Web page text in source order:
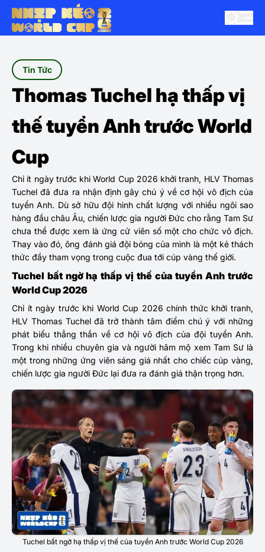
Tin Tức
Thomas Tuchel hạ thấp vị
thế tuyển Anh trước World
Cup
Chỉ ít ngày trước khi World Cup 2026 khởi tranh, HLV Thomas
Tuchel đã đưa ra nhận định gây chú ý về cơ hội vô địch của
tuyển Anh. Dù sở hữu đội hình chất lượng với nhiều ngôi sao
hàng đầu châu Âu, chiến lược gia người Đức cho rằng Tam Sư
chưa thể được xem là ứng cử viên số một cho chức vô địch.
Thay vào đó, ông đánh giá đội bóng của mình là một kẻ thách
thức đầy tham vọng trong cuộc đua tới cúp vàng thế giới.
Tuchel bất ngờ hạ thấp vị thế của tuyển Anh trước
World Cup 2026
Chỉ ít ngày trước khi World Cup 2026 chính thức khởi tranh,
HLV Thomas Tuchel đã trở thành tâm điểm chú ý với những
phát biểu thẳng thắn về cơ hội vô địch của đội tuyển Anh.
Trong khi nhiều chuyên gia và người hâm mộ xem Tam Sư là
một trong những ứng viên sáng giá nhất cho chiếc cúp vàng,
chiến lược gia người Đức lại đưa ra đánh giá thận trọng hơn.
Tuchel bất ngờ hạ thấp vị thế của tuyển Anh trước World Cup 2026